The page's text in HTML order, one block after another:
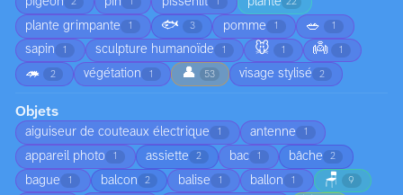
plante grimpante 1 🐟 3 pomme 1 🥗 1
sapin 1 sculpture humanoïde 1 🐭 1 👼 1
🦔 2 végétation 1 👤 53 visage stylisé 2
Objets
aiguiseur de couteaux électrique 1 antenne 1
appareil photo 1 assiette 2 bac 1 bâche 2
bague 1 balcon 2 balise 1 ballon 1 🪑 9